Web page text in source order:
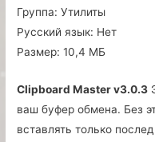
Группа: Утилиты
Русский язык: Нет
Размер: 10,4 МБ
Clipboard Master v3.0.3
ваш буфер обмена. Без
вставлять только